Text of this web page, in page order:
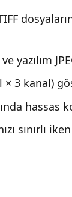
yazılım
3 kanal)
hassas
sınırlı iken